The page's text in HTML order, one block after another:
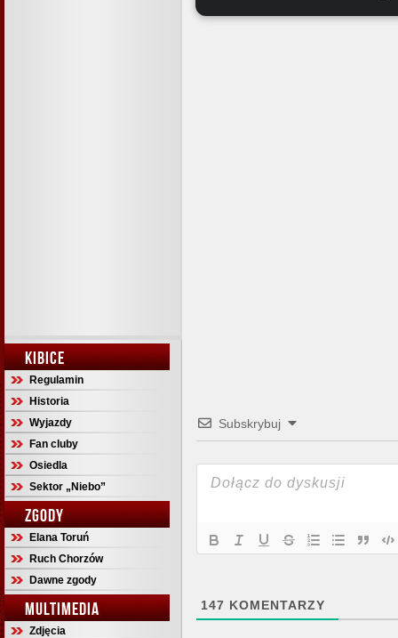
KIBICE
Regulamin
Historia
Wyjazdy
Fan cluby
Osiedla
Sektor „Niebo”
ZGODY
Elana Toruń
Ruch Chorzów
Dawne zgody
MULTIMEDIA
Zdjęcia
Subskrybuj
147 KOMENTARZY